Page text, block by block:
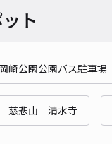
ト
崎公園公園バス駐車場
慈悲山 清水寺